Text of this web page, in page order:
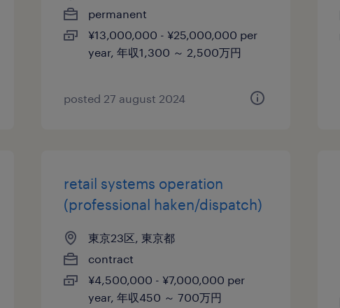
permanent
¥13,000,000 - ¥25,000,000 per
year, 年収1,300 ～ 2,500万円
posted 27 august 2024
retail systems operation
(professional haken/dispatch)
東京23区, 東京都
contract
¥4,500,000 - ¥7,000,000 per
year, 年収450 ～ 700万円